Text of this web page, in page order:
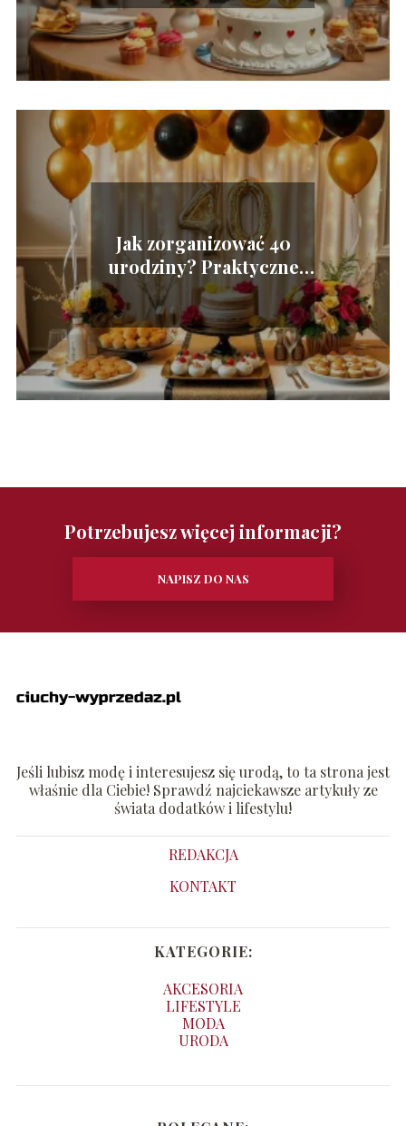
Jak zorganizować 40
urodziny? Praktyczne
porady i inspiracje
Potrzebujesz więcej informacji?
NAPISZ DO NAS
Jeśli lubisz modę i interesujesz się urodą, to ta strona jest
właśnie dla Ciebie! Sprawdź najciekawsze artykuły ze
świata dodatków i lifestylu!
REDAKCJA
KONTAKT
KATEGORIE:
AKCESORIA
LIFESTYLE
MODA
URODA